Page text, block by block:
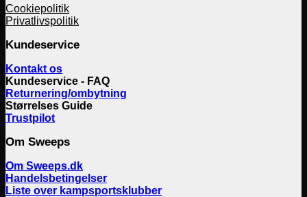
Cookiepolitik
Privatlivspolitik
Kundeservice
Kontakt os
Kundeservice - FAQ
Returnering/ombytning
Størrelses Guide
Trustpilot
Om Sweeps
Om Sweeps.dk
Handelsbetingelser
Liste over kampsportsklubber